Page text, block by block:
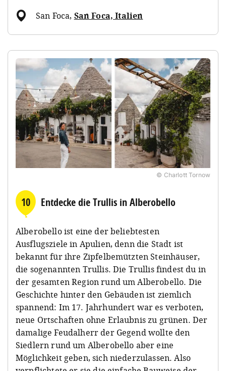
San Foca, San Foca, Italien
© Charlott Tornow
10 Entdecke die Trullis in Alberobello
Alberobello ist eine der beliebtesten
Ausflugsziele in Apulien, denn die Stadt ist
bekannt für ihre Zipfelbemützten Steinhäuser,
die sogenannten Trullis. Die Trullis findest du in
der gesamten Region rund um Alberobello. Die
Geschichte hinter den Gebäuden ist ziemlich
spannend: Im 17. Jahrhundert war es verboten,
neue Ortschaften ohne Erlaubnis zu grünen. Der
damalige Feudalherr der Gegend wollte den
Siedlern rund um Alberobello aber eine
Möglichkeit geben, sich niederzulassen. Also